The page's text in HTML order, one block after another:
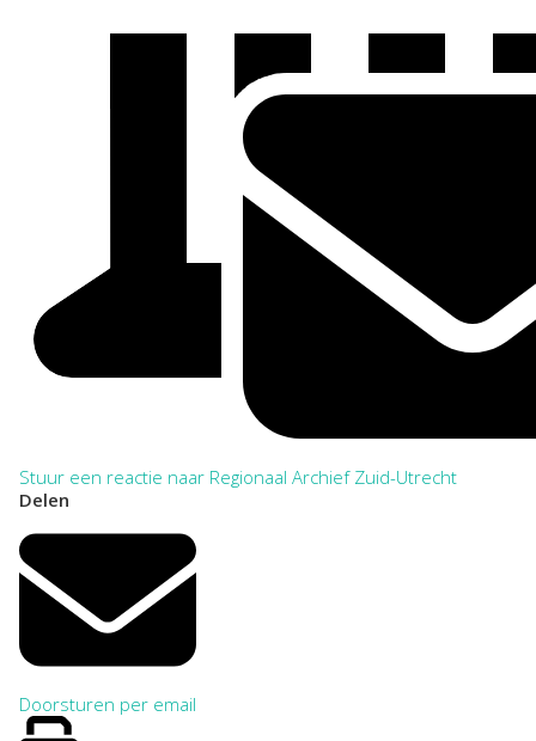
Stuur een reactie naar Regionaal Archief Zuid-Utrecht
Delen
Doorsturen per email